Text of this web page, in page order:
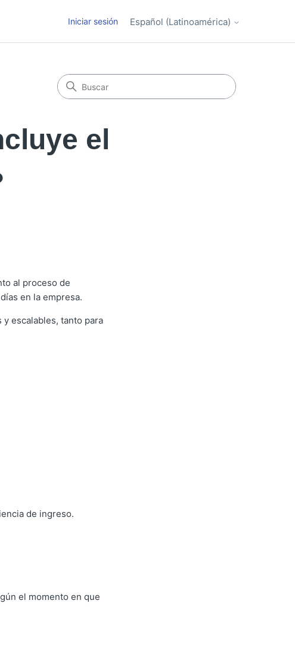
Iniciar sesión Español (Latinoamérica)
el
al proceso de
en la empresa.
escalables, tanto para
de ingreso.
el momento en que